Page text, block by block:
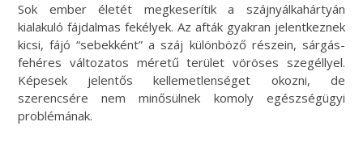
Sok ember életét megkeserítik a szájnyálkahártyán
kialakuló fájdalmas fekélyek. Az afták gyakran jelentkeznek
kicsi, fájó “sebekként” a száj különböző részein, sárgás-
fehéres változatos méretű terület vöröses szegéllyel.
Képesek jelentős kellemetlenséget okozni, de
szerencsére nem minősülnek komoly egészségügyi
problémának.